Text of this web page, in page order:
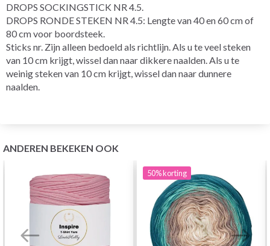
DROPS SOCKINGSTICK NR 4.5.
DROPS RONDE STEKEN NR 4.5: Lengte van 40 en 60 cm of
80 cm voor boordsteek.
Sticks nr. Zijn alleen bedoeld als richtlijn. Als u te veel steken
van 10 cm krijgt, wissel dan naar dikkere naalden. Als u te
weinig steken van 10 cm krijgt, wissel dan naar dunnere
naalden.
ANDEREN BEKEKEN OOK
50%korting